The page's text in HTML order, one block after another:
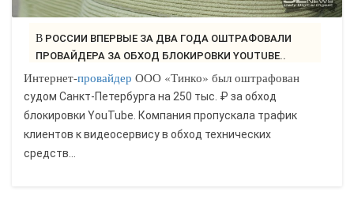
В РОССИИ ВПЕРВЫЕ ЗА ДВА ГОДА ОШТРАФОВАЛИ
ПРОВАЙДЕРА ЗА ОБХОД БЛОКИРОВКИ YOUTUBE..
Интернет-провайдер ООО «Тинко» был оштрафован
судом Санкт-Петербурга на 250 тыс. ₽ за обход
блокировки YouTube. Компания пропускала трафик
клиентов к видеосервису в обход технических
средств...